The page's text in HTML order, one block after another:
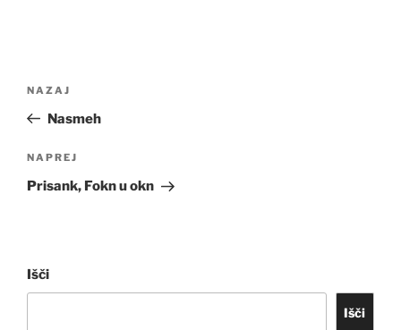
Prejšnji
prispevek
NAZAJ
Nasmeh
Naslednji
prispevek
NAPREJ
Prisank, Fokn u okn
Išči
Išči